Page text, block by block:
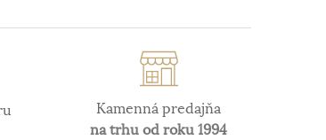
Kamenná predajňa
na trhu od roku 1994